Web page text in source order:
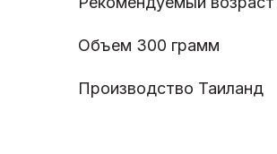
Объем 300 грамм
Производство Таиланд